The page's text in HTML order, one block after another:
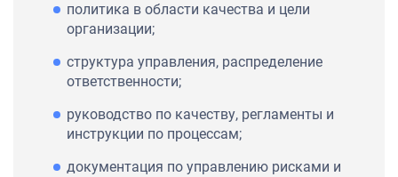
политика в области качества и цели
организации;
структура управления, распределение
ответственности;
руководство по качеству, регламенты и
инструкции по процессам;
документация по управлению рисками и